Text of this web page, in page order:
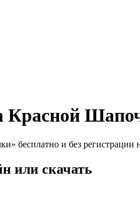
Красной
и без регистрации
или скачать